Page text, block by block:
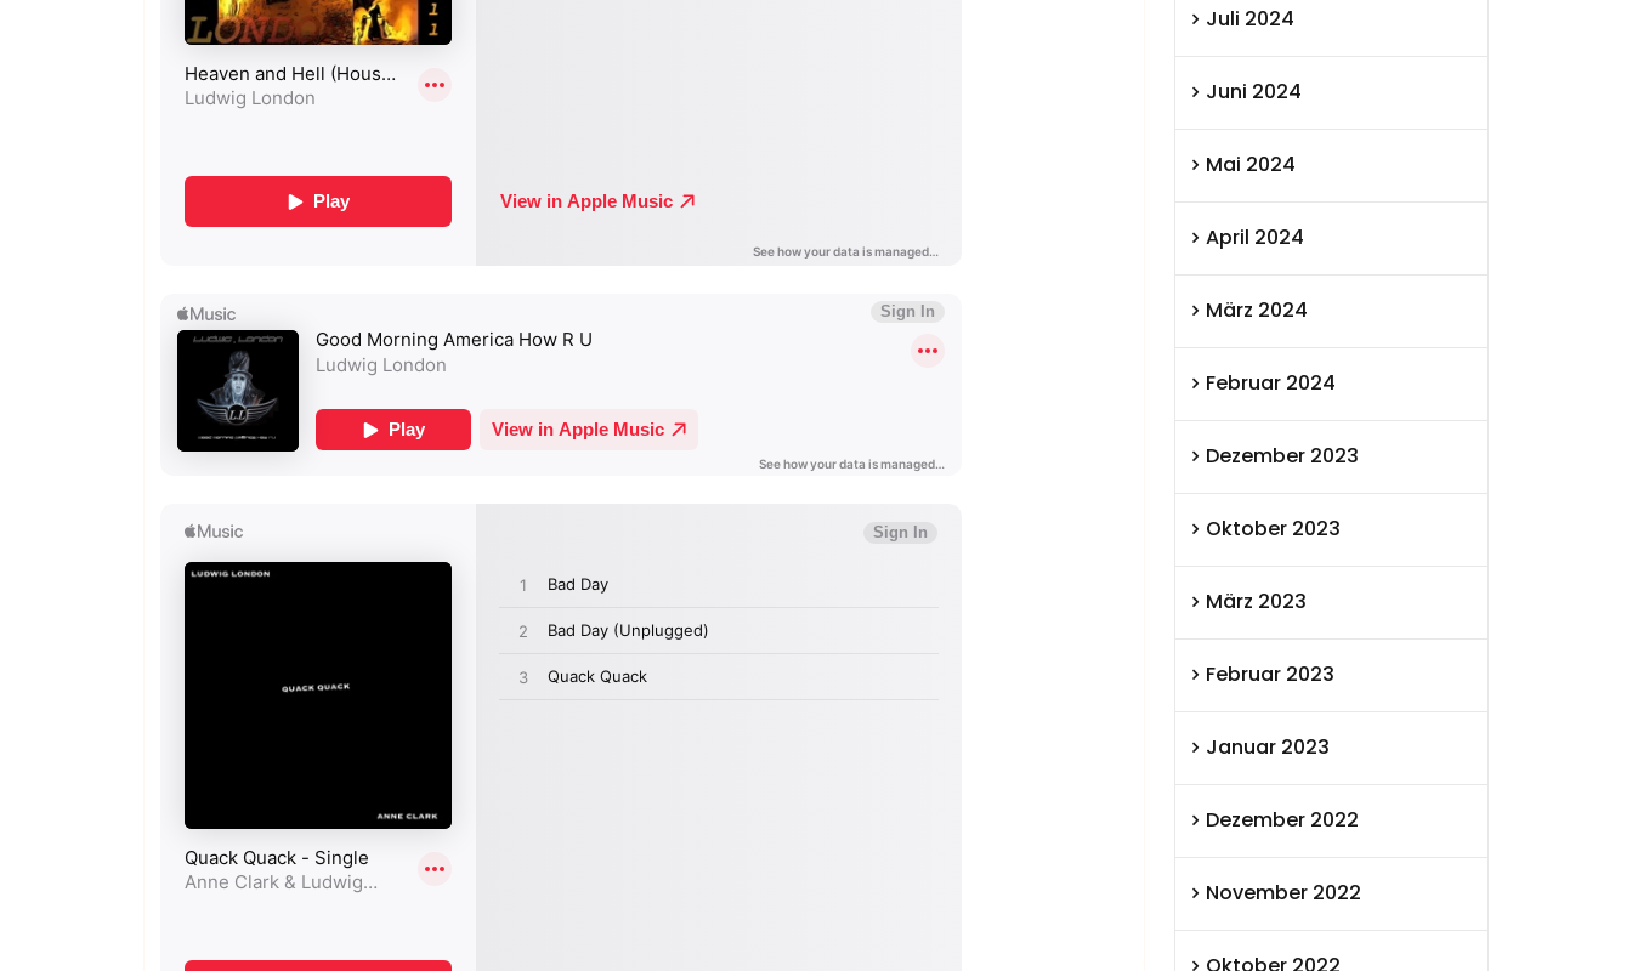
Juli 2024
Juni 2024
Mai 2024
April 2024
März 2024
Februar 2024
Dezember 2023
Oktober 2023
März 2023
Februar 2023
Januar 2023
Dezember 2022
November 2022